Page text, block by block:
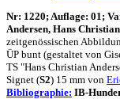
Nr: 1220; Auflage: 01;
Andersen, Hans
zeitgenössischen
ÜP bunt (gestaltet von
TS "Hans Christian
Signet (S2) 15 mm von
Bibliographie: IB-